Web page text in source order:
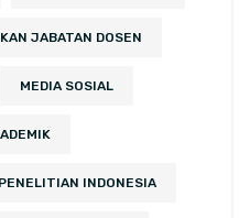
JABATAN DOSEN
MEDIA SOSIAL
PENELITIAN INDONESIA